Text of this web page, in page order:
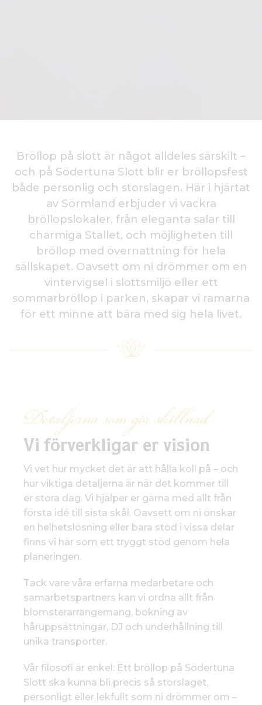
Bröllop på slott är något alldeles särskilt –
och på Södertuna Slott blir er bröllopsfest
både personlig och storslagen. Här i hjärtat
av Sörmland erbjuder vi vackra
bröllopslokaler, från eleganta salar till
charmiga Stallet, och möjligheten till
bröllop med övernattning för hela
sällskapet. Oavsett om ni drömmer om en
vintervigsel i slottsmiljö eller ett
sommarbröllop i parken, skapar vi ramarna
för ett minne att bära med sig hela livet.
Detaljerna som gör skillnad
Vi förverkligar er vision
Vi vet hur mycket det är att hålla koll på – och
hur viktiga detaljerna är när det kommer till
er stora dag. Vi hjälper er gärna med allt från
första idé till sista skål. Oavsett om ni önskar
en helhetslösning eller bara stöd i vissa delar
finns vi här som ett tryggt stöd genom hela
planeringen.
Tack vare våra erfarna medarbetare och
samarbetspartners kan vi ordna allt från
blomsterarrangemang, bokning av
håruppsättningar, DJ och underhållning till
unika transporter.
Vår filosofi är enkel: Ett bröllop på Södertuna
Slott ska kunna bli precis så storslaget,
personligt eller lekfullt som ni drömmer om –